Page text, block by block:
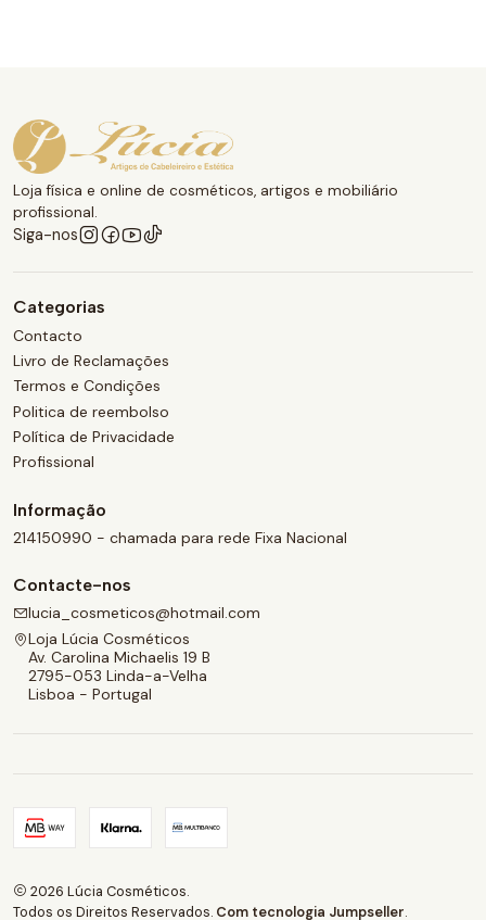
Loja física e online de cosméticos, artigos e mobiliário
profissional.
Siga-nos
Categorias
Contacto
Livro de Reclamações
Termos e Condições
Politica de reembolso
Política de Privacidade
Profissional
Informação
214150990 - chamada para rede Fixa Nacional
Contacte-nos
lucia_cosmeticos@hotmail.com
Loja Lúcia Cosméticos
Av. Carolina Michaelis 19 B
2795-053 Linda-a-Velha
Lisboa - Portugal
2026 Lúcia Cosméticos.
Todos os Direitos Reservados. Com tecnologia Jumpseller.